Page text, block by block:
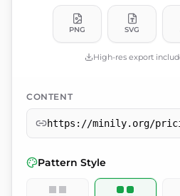
CONTENT
https://minily.org/
Pattern Style
PNG SVG
High-res export